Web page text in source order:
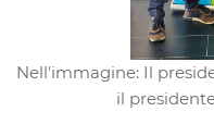
Nell'immagine: Il
il